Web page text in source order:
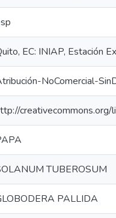
EC: INIAP, Estación
NoComercial-
TUBEROSUM
PALLIDA